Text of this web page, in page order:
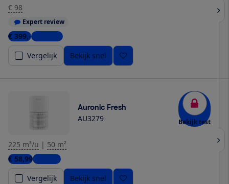
€ 98
Expert review
€ 399,-4 winkels
Vergelijk
Bekijk snel
Auronic Fresh
AU3279 Bekijk test
225 m³/u | 50 m²
€ 58,991 winkel
Vergelijk
Bekijk snel